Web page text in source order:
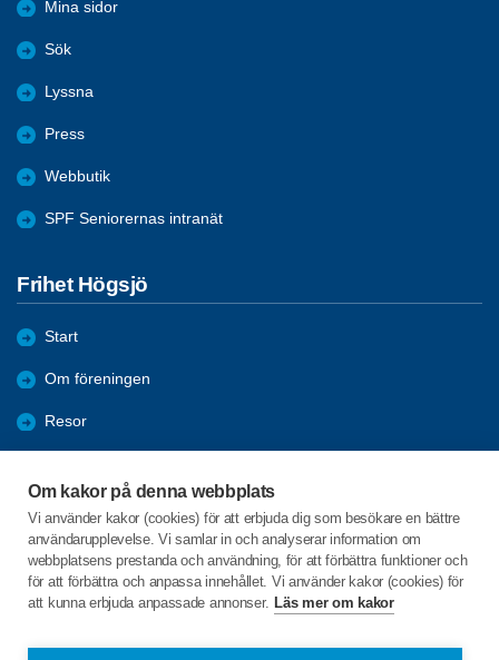
Om kakor på denna webbplats
Vi använder kakor (cookies) för att erbjuda dig som besökare en bättre
användarupplevelse. Vi samlar in och analyserar information om
webbplatsens prestanda och användning, för att förbättra funktioner och
för att förbättra och anpassa innehållet. Vi använder kakor (cookies) för
att kunna erbjuda anpassade annonser. Läs mer om kakor
Mina sidor
Sök
Lyssna
Press
Webbutik
SPF Seniorernas intranät
Frihet Högsjö
Start
Om föreningen
Resor
Aktiviteter
Bli medlem
C/o:Rolf Skoglund